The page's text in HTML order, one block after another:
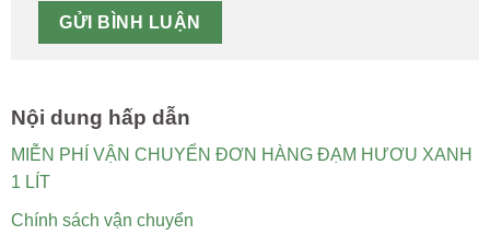
Nội dung hấp dẫn
MIỄN PHÍ VẬN CHUYỂN ĐƠN HÀNG ĐẠM HƯƠU XANH
1 LÍT
Chính sách vận chuyển